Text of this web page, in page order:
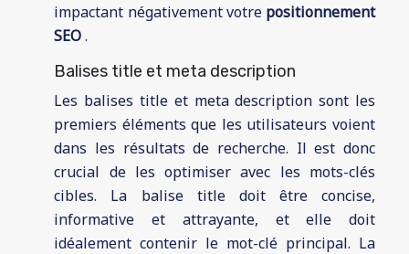
impactant négativement votre positionnement
SEO.
Balises title et meta description
Les balises title et meta description sont les
premiers éléments que les utilisateurs voient
dans les résultats de recherche. Il est donc
crucial de les optimiser avec les mots-clés
cibles. La balise title doit être concise,
informative et attrayante, et elle doit
idéalement contenir le mot-clé principal. La